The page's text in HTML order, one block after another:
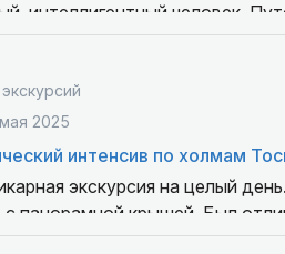
интеллигентный человек.
2025
интенсив по холмам
экскурсия на целый
с панорамной крышей. Был
виноградники, шикарные